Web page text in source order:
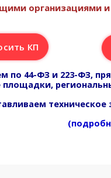
организациями
КП
по 44-ФЗ и 223-ФЗ,
площадки,